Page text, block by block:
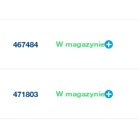
467484 W magazynie
471803 W magazynie